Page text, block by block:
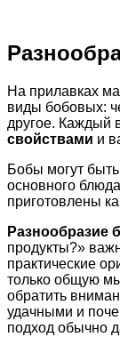
На прилавках
виды бобовых:
другое. Каждый
свойствами и
Бобы могут
основного
приготовлены
Разнообразие
продукты?»
практические
только общую
обратить
удачными и
подход обычно